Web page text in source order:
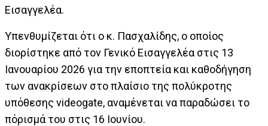
Εισαγγελέα.
Υπενθυμίζεται ότι ο κ. Πασχαλίδης, ο οποίος
διορίστηκε από τον Γενικό Εισαγγελέα στις 13
Ιανουαρίου 2026 για την εποπτεία και καθοδήγηση
των ανακρίσεων στο πλαίσιο της πολύκροτης
υπόθεσης videogate, αναμένεται να παραδώσει το
πόρισμά του στις 16 Ιουνίου.